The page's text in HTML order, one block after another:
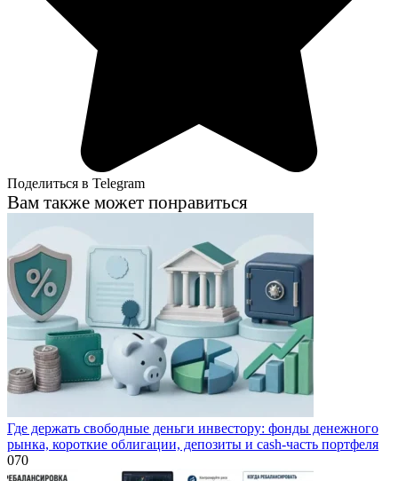
Поделиться в Telegram
Вам также может понравиться
Где держать свободные деньги инвестору: фонды денежного
рынка, короткие облигации, депозиты и cash-часть портфеля
070